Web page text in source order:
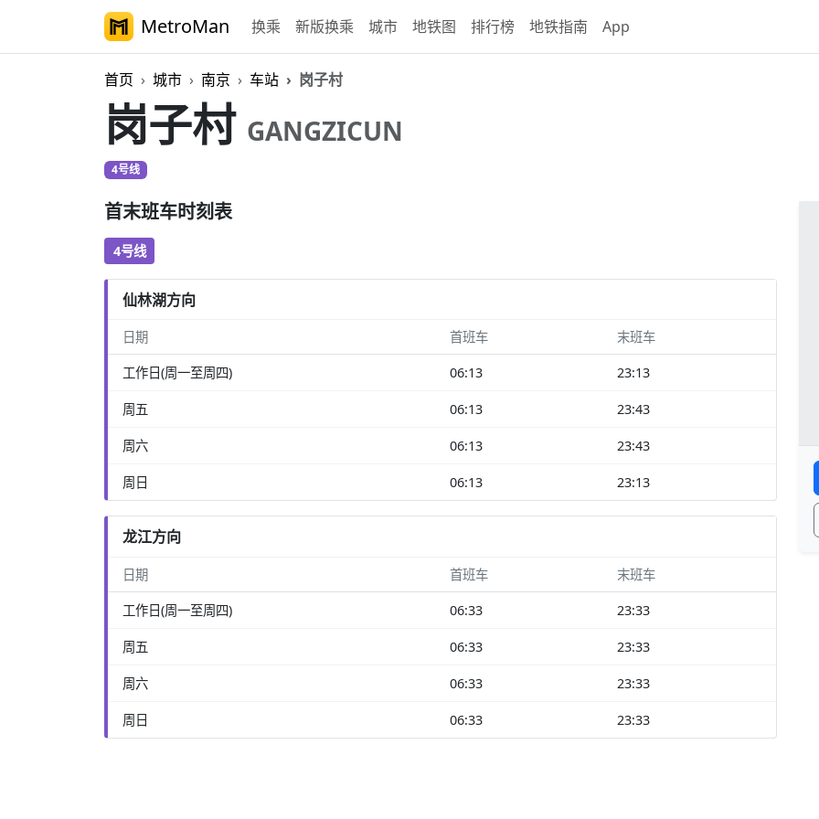
MetroMan 换乘 新版换乘 城市 地铁图 排行榜 地铁指南 App
首页 城市 南京 车站 岗子村
岗子村 GANGZICUN
4号线
首末班车时刻表
4号线
仙林湖方向
日期 首班车 末班车
工作日(周一至周四) 06:13 23:13
周五 06:13 23:43
周六 06:13 23:43
周日 06:13 23:13
龙江方向
日期 首班车 末班车
工作日(周一至周四) 06:33 23:33
周五 06:33 23:33
周六 06:33 23:33
周日 06:33 23:33